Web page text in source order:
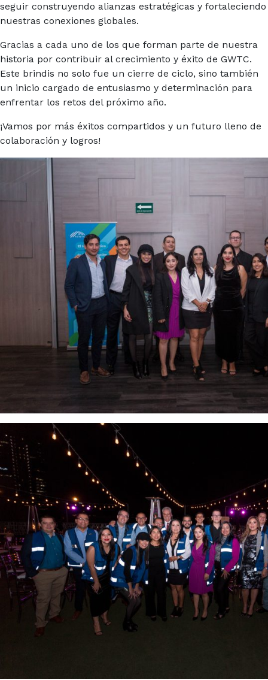
seguir construyendo alianzas estratégicas y fortaleciendo
nuestras conexiones globales.
Gracias a cada uno de los que forman parte de nuestra
historia por contribuir al crecimiento y éxito de GWTC.
Este brindis no solo fue un cierre de ciclo, sino también
un inicio cargado de entusiasmo y determinación para
enfrentar los retos del próximo año.
¡Vamos por más éxitos compartidos y un futuro lleno de
colaboración y logros!